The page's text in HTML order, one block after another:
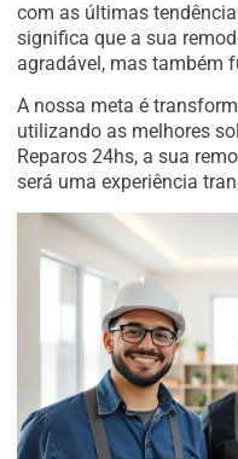
com as últimas
significa que a sua
agradável, mas também
A nossa meta é
utilizando as melhores
Reparos 24hs, a sua
será uma experiência